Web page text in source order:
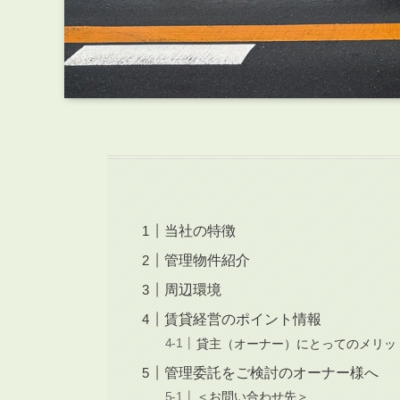
当社の特徴
管理物件紹介
周辺環境
賃貸経営のポイント情報
貸主（オーナー）にとってのメリッ
管理委託をご検討のオーナー様へ
＜お問い合わせ先＞